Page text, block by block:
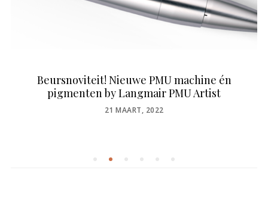
Beursnoviteit! Nieuwe PMU machine én
pigmenten by Langmair PMU Artist
POSTED
21 MAART, 2022